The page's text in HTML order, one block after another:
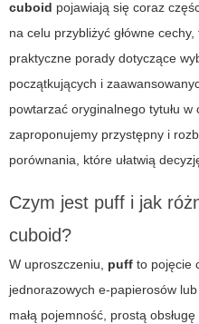
cuboid pojawiają się coraz
na celu przybliżyć główne
praktyczne porady dotyczące
początkujących i
powtarzać oryginalnego tytułu w
zaproponujemy przystępny i
porównania, które ułatwią
Czym jest puff i jak
cuboid?
W uproszczeniu, puff to pojęcie
jednorazowych e-papierosów
małą pojemność, prostą